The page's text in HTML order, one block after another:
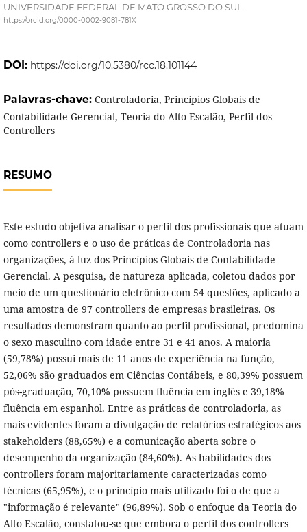
UNIVERSIDADE FEDERAL DE MATO GROSSO DO SUL
https://orcid.org/0000-0002-9081-781X
DOI: https://doi.org/10.5380/rcc.18.101144
Palavras-chave: Controladoria, Princípios Globais de
Contabilidade Gerencial, Teoria do Alto Escalão, Perfil dos
Controllers
RESUMO
Este estudo objetiva analisar o perfil dos profissionais que atuam
como controllers e o uso de práticas de Controladoria nas
organizações, à luz dos Princípios Globais de Contabilidade
Gerencial. A pesquisa, de natureza aplicada, coletou dados por
meio de um questionário eletrônico com 54 questões, aplicado a
uma amostra de 97 controllers de empresas brasileiras. Os
resultados demonstram quanto ao perfil profissional, predomina
o sexo masculino com idade entre 31 e 41 anos. A maioria
(59,78%) possui mais de 11 anos de experiência na função,
52,06% são graduados em Ciências Contábeis, e 80,39% possuem
pós-graduação, 70,10% possuem fluência em inglês e 39,18%
fluência em espanhol. Entre as práticas de controladoria, as
mais evidentes foram a divulgação de relatórios estratégicos aos
stakeholders (88,65%) e a comunicação aberta sobre o
desempenho da organização (84,60%). As habilidades dos
controllers foram majoritariamente caracterizadas como
técnicas (65,95%), e o princípio mais utilizado foi o de que a
"informação é relevante" (96,89%). Sob o enfoque da Teoria do
Alto Escalão, constatou-se que embora o perfil dos controllers